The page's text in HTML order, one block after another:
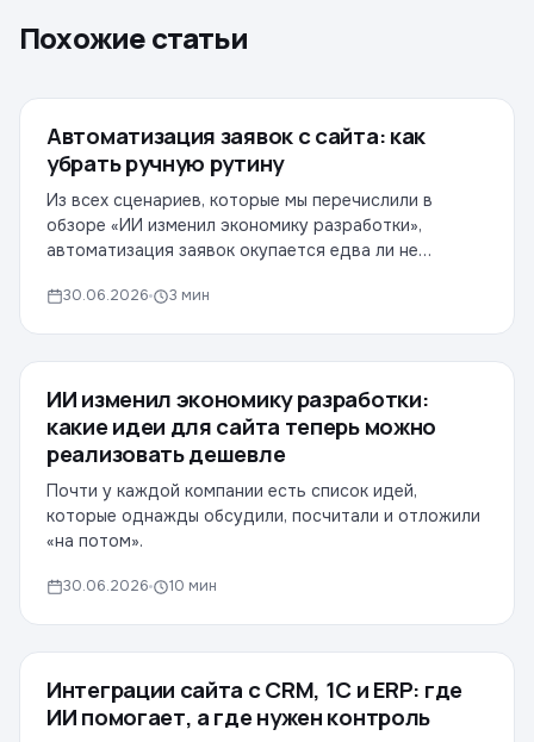
Похожие статьи
СТАТЬИ
Автоматизация заявок с сайта: как
убрать ручную рутину
Из всех сценариев, которые мы перечислили в
обзоре «ИИ изменил экономику разработки»,
автоматизация заявок окупается едва ли не
30.06.2026 3 мин
СТАТЬИ
ИИ изменил экономику разработки:
какие идеи для сайта теперь можно
реализовать дешевле
Почти у каждой компании есть список идей,
которые однажды обсудили, посчитали и отложили
«на потом».
30.06.2026 10 мин
СТАТЬИ
Интеграции сайта с CRM, 1С и ERP: где
ИИ помогает, а где нужен контроль